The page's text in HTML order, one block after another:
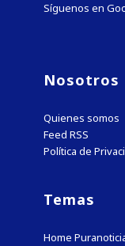
Síguenos en
Nosotros
Quienes somos
Feed RSS
Política de
Temas
Home